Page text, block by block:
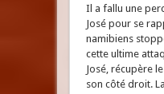
Il a fallu une
José pour se
namibiens
cette ultime
José, récupère
son côté droit.